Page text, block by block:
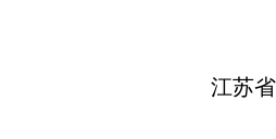
江苏省住房和